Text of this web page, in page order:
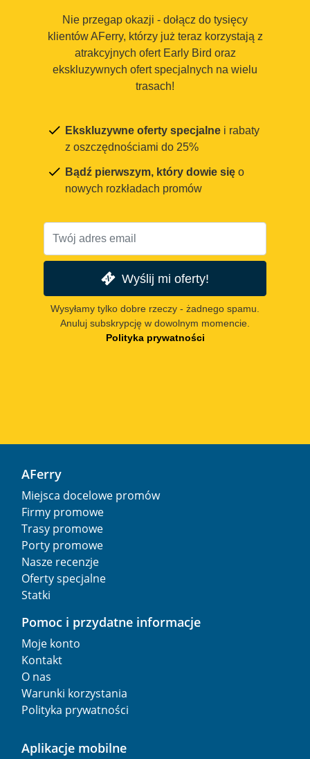
Nie przegap okazji - dołącz do tysięcy
klientów AFerry, którzy już teraz korzystają z
atrakcyjnych ofert Early Bird oraz
ekskluzywnych ofert specjalnych na wielu
trasach!
Ekskluzywne oferty specjalne i rabaty
z oszczędnościami do 25%
Bądź pierwszym, który dowie się o
nowych rozkładach promów
Wyślij mi oferty!
Wysyłamy tylko dobre rzeczy - żadnego spamu.
Anuluj subskrypcję w dowolnym momencie.
Polityka prywatności
AFerry
Miejsca docelowe promów
Firmy promowe
Trasy promowe
Porty promowe
Nasze recenzje
Oferty specjalne
Statki
Pomoc i przydatne informacje
Moje konto
Kontakt
O nas
Warunki korzystania
Polityka prywatności
Aplikacje mobilne